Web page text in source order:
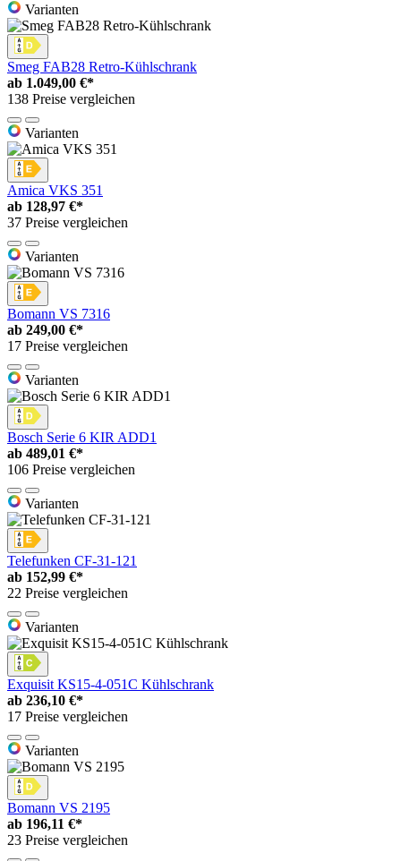
Varianten
Smeg FAB28 Retro-Kühlschrank
ab 1.049,00 €*
138 Preise vergleichen
Varianten
Amica VKS 351
ab 128,97 €*
37 Preise vergleichen
Varianten
Bomann VS 7316
ab 249,00 €*
17 Preise vergleichen
Varianten
Bosch Serie 6 KIR ADD1
ab 489,01 €*
106 Preise vergleichen
Varianten
Telefunken CF-31-121
ab 152,99 €*
22 Preise vergleichen
Varianten
Exquisit KS15-4-051C Kühlschrank
ab 236,10 €*
17 Preise vergleichen
Varianten
Bomann VS 2195
ab 196,11 €*
23 Preise vergleichen